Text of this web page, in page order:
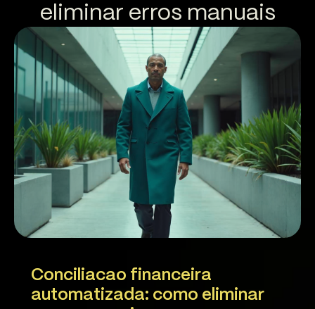
eliminar erros manuais
Conciliacao financeira
automatizada: como eliminar